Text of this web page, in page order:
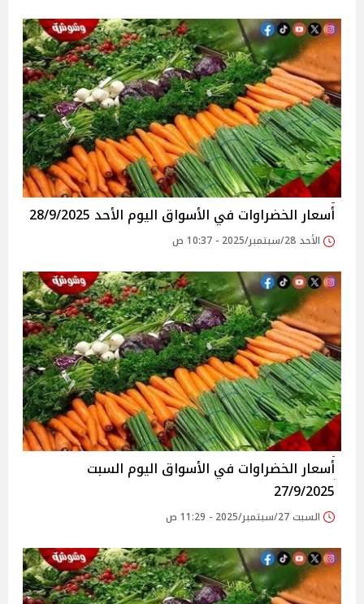
أسعار الخضراوات في الأسواق‎‎ اليوم الأحد 28/9/2025
الأحد 28/سبتمبر/2025 - 10:37 ص
أسعار الخضراوات في الأسواق‎‎ اليوم السبت
27/9/2025
السبت 27/سبتمبر/2025 - 11:29 ص